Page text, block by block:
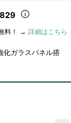
料！ → 詳細はこちら
ガラスパネル搭